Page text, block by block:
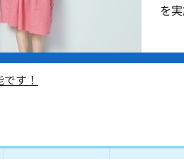
を
す！